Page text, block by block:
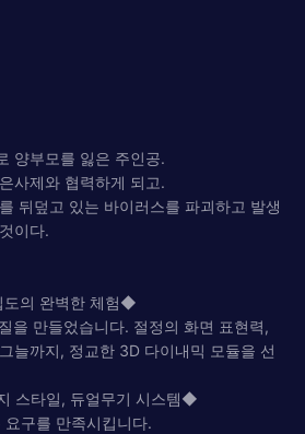
양부모를 잃은 주인공.
사제와 협력하게 되고.
뒤덮고 있는 바이러스를 파괴하고 발생
이다.
의 완벽한 체험◆
을 만들었습니다. 절정의 화면 표현력,
늘까지, 정교한 3D 다이내믹 모듈을 선
스타일, 듀얼무기 시스템◆
구를 만족시킵니다.